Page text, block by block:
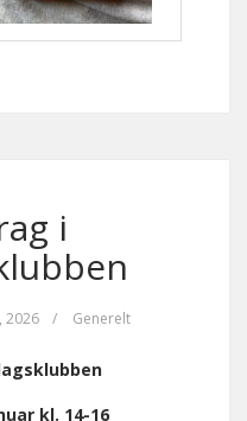
i
2026 / Generelt
kl. 14-16